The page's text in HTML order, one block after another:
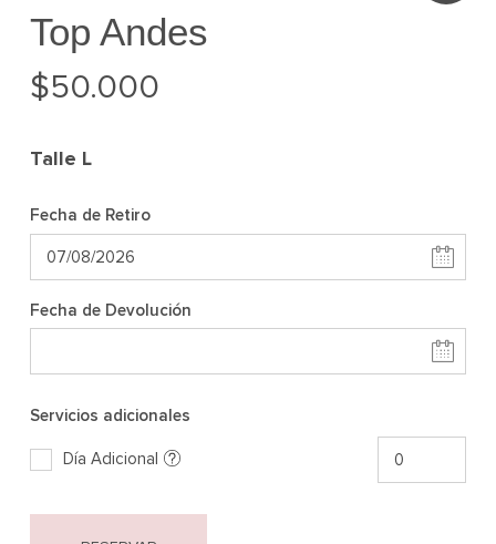
Top Andes
$50.000
Talle L
Fecha de Retiro
Fecha de Devolución
Servicios adicionales
Día Adicional